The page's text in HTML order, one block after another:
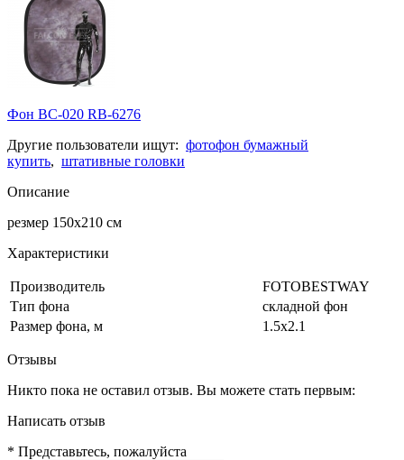
Фон BC-020 RB-6276
Другие пользователи ищут: фотофон бумажный
купить, штативные головки
Описание
резмер 150х210 см
Характеристики
Производитель
FOTOBESTWAY
Тип фона
складной фон
Размер фона, м
1.5х2.1
Отзывы
Никто пока не оставил отзыв. Вы можете стать первым:
Написать отзыв
* Представьтесь, пожалуйста